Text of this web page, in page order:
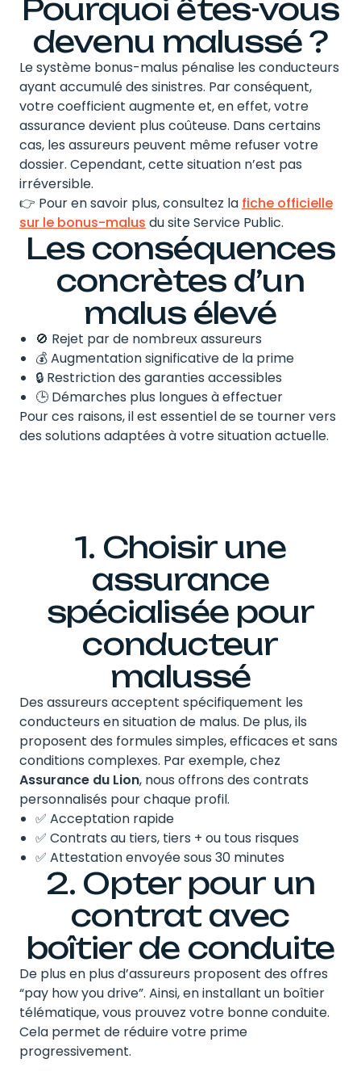
Pourquoi êtes-vous
devenu malussé ?
Le système bonus-malus pénalise les conducteurs
ayant accumulé des sinistres. Par conséquent,
votre coefficient augmente et, en effet, votre
assurance devient plus coûteuse. Dans certains
cas, les assureurs peuvent même refuser votre
dossier. Cependant, cette situation n’est pas
irréversible.
👉 Pour en savoir plus, consultez la fiche officielle
sur le bonus-malus du site Service Public.
Les conséquences
concrètes d’un
malus élevé
🚫 Rejet par de nombreux assureurs
💰 Augmentation significative de la prime
🔒 Restriction des garanties accessibles
🕒 Démarches plus longues à effectuer
Pour ces raisons, il est essentiel de se tourner vers
des solutions adaptées à votre situation actuelle.
1. Choisir une
assurance
spécialisée pour
conducteur
malussé
Des assureurs acceptent spécifiquement les
conducteurs en situation de malus. De plus, ils
proposent des formules simples, efficaces et sans
conditions complexes. Par exemple, chez
Assurance du Lion, nous offrons des contrats
personnalisés pour chaque profil.
✅ Acceptation rapide
✅ Contrats au tiers, tiers + ou tous risques
✅ Attestation envoyée sous 30 minutes
2. Opter pour un
contrat avec
boîtier de conduite
De plus en plus d’assureurs proposent des offres
“pay how you drive”. Ainsi, en installant un boîtier
télématique, vous prouvez votre bonne conduite.
Cela permet de réduire votre prime
progressivement.